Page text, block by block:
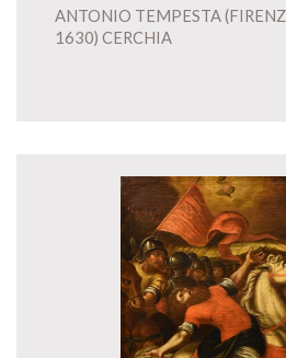
ANTONIO TEMPESTA
1630) CERCHIA